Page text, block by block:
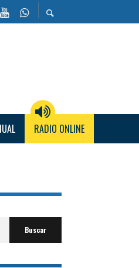
RADIO ONLINE